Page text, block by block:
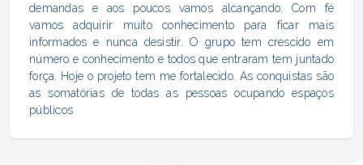
demandas e aos poucos vamos alcançando. Com fé
vamos adquirir muito conhecimento para ficar mais
informados e nunca desistir. O grupo tem crescido em
número e conhecimento e todos que entraram tem juntado
força. Hoje o projeto tem me fortalecido. As conquistas são
as somatórias de todas as pessoas ocupando espaços
públicos